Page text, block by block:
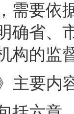
需要依
确省、
构的监
主要内